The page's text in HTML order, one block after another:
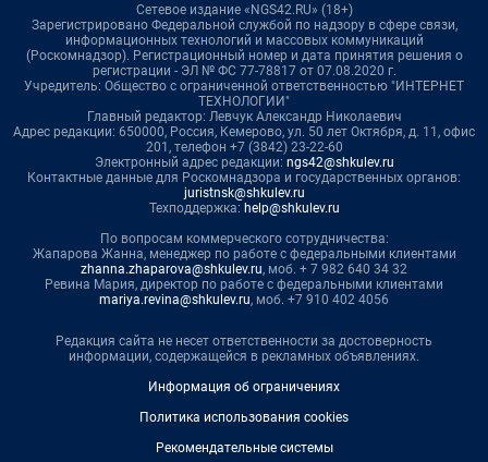
Сетевое издание «NGS42.RU» (18+)
Зарегистрировано Федеральной службой по надзору в сфере связи,
информационных технологий и массовых коммуникаций
(Роскомнадзор). Регистрационный номер и дата принятия решения о
регистрации - ЭЛ № ФС 77-78817 от 07.08.2020 г.
Учредитель: Общество с ограниченной ответственностью "ИНТЕРНЕТ
ТЕХНОЛОГИИ"
Главный редактор: Левчук Александр Николаевич
Адрес редакции: 650000, Россия, Кемерово, ул. 50 лет Октября, д. 11, офис
201, телефон +7 (3842) 23-22-60
Электронный адрес редакции: ngs42@shkulev.ru
Контактные данные для Роскомнадзора и государственных органов:
juristnsk@shkulev.ru
Техподдержка: help@shkulev.ru
По вопросам коммерческого сотрудничества:
Жапарова Жанна, менеджер по работе с федеральными клиентами
zhanna.zhaparova@shkulev.ru, моб. + 7 982 640 34 32
Ревина Мария, директор по работе с федеральными клиентами
mariya.revina@shkulev.ru, моб. +7 910 402 4056
Редакция сайта не несет ответственности за достоверность
информации, содержащейся в рекламных объявлениях.
Информация об ограничениях
Политика использования cookies
Рекомендательные системы